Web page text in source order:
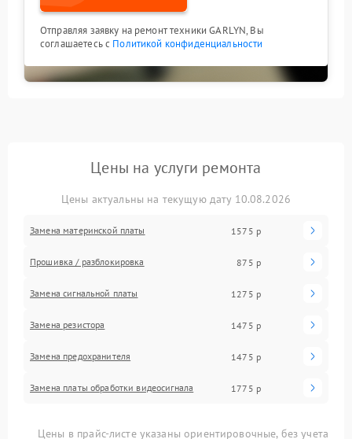
Отправляя заявку на ремонт техники GARLYN, Вы
соглашаетесь с Политикой конфиденциальности
Цены на услуги ремонта
Цены актуальны на текущую дату 10.08.2026
Замена материнской платы 1575 р
Прошивка / разблокировка 875 р
Замена сигнальной платы 1275 р
Замена резистора 1475 р
Замена предохранителя 1475 р
Замена платы обработки видеосигнала 1775 р
Цены в прайс-листе указаны ориентировочные, без учета